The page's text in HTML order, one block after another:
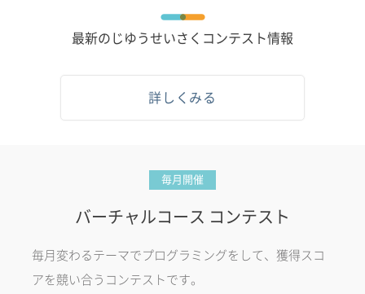
最新のじゆうせいさくコンテスト情報
詳しくみる
毎月開催
バーチャルコース コンテスト
毎月変わるテーマでプログラミングをして、獲得スコ
アを競い合うコンテストです。